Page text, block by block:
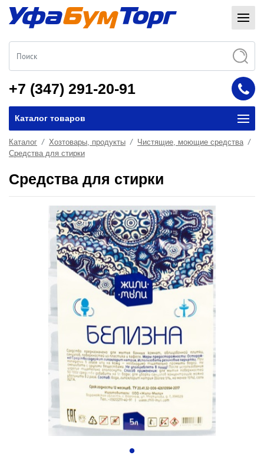
+7 (347) 291-20-91
Каталог товаров
Каталог Хозтовары, продукты
Чистящие, моющие средства
Средства для стирки
Средства для стирки